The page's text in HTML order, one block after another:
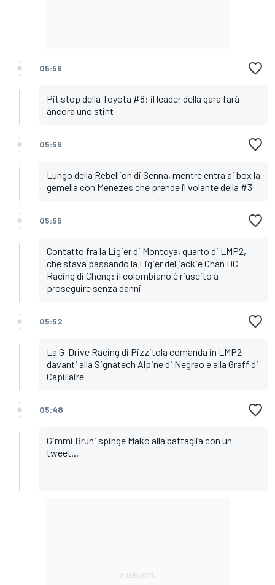
05:59
Pit stop della Toyota #8: il leader della gara farà
ancora uno stint
05:56
Lungo della Rebellion di Senna, mentre entra ai box la
gemella con Menezes che prende il volante della #3
05:55
Contatto fra la Ligier di Montoya, quarto di LMP2,
che stava passando la Ligier del jackie Chan DC
Racing di Cheng: il colombiano è riuscito a
proseguire senza danni
05:52
La G-Drive Racing di Pizzitola comanda in LMP2
davanti alla Signatech Alpine di Negrao e alla Graff di
Capillaire
05:48
Gimmi Bruni spinge Mako alla battaglia con un
tweet...